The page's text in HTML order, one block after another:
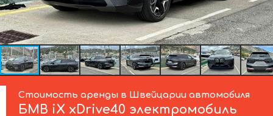
Стоимость аренды в Швейцарии автомобиля
БМВ iX xDrive40 электромобиль